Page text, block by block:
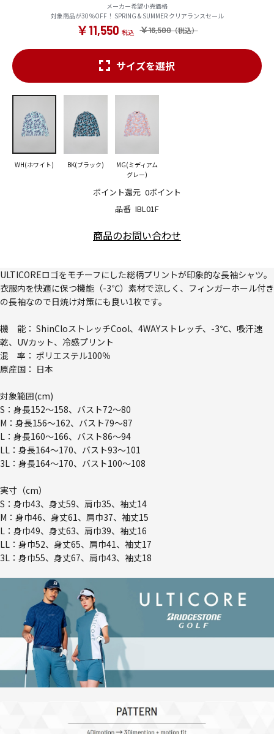
メーカー希望小売価格
対象商品が30％OFF！ SPRING & SUMMER クリアランスセール
￥16,500
￥11,550
品番 IBL01F
ポイント還元 0ポイント
サイズを選択
WH(ホワイト) BK(ブラック)
MG(ミディアム
グレー)
商品のお問い合わせ
ULTICOREロゴをモチーフにした総柄プリントが印象的な長袖シャツ。
衣服内を快適に保つ機能（-3℃）素材で涼しく、フィンガーホール付き
の長袖なので日焼け対策にも良い1枚です。
機 能： ShinCloストレッチCool、4WAYストレッチ、-3℃、吸汗速
乾、UVカット、冷感プリント
混 率： ポリエステル100％
原産国： 日本
対象範囲(cm)
S：身長152～158、バスト72～80
M：身長156～162、バスト79～87
L：身長160～166、バスト86～94
LL：身長164～170、バスト93～101
3L：身長164～170、バスト100～108
実寸（cm）
S：身巾43、身丈59、肩巾35、袖丈14
M：身巾46、身丈61、肩巾37、袖丈15
L：身巾49、身丈63、肩巾39、袖丈16
LL：身巾52、身丈65、肩巾41、袖丈17
3L：身巾55、身丈67、肩巾43、袖丈18